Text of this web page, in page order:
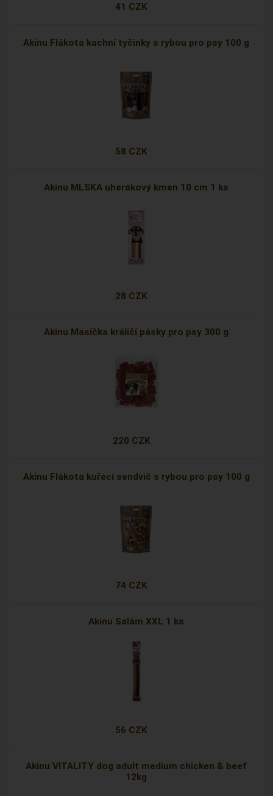
41 CZK
Akinu Flákota kachní tyčinky s rybou pro psy 100 g
58 CZK
Akinu MLSKA uherákový kmen 10 cm 1 ks
28 CZK
Akinu Masíčka králičí pásky pro psy 300 g
220 CZK
Akinu Flákota kuřecí sendvič s rybou pro psy 100 g
74 CZK
Akinu Salám XXL 1 ks
56 CZK
Akinu VITALITY dog adult medium chicken & beef
12kg